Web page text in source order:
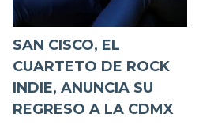
SAN CISCO, EL
CUARTETO DE ROCK
INDIE, ANUNCIA SU
REGRESO A LA CDMX